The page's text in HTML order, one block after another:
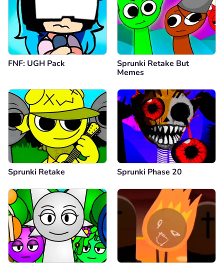
FNF: UGH Pack
Sprunki Retake But
Memes
Sprunki Retake Sprunki Phase 20